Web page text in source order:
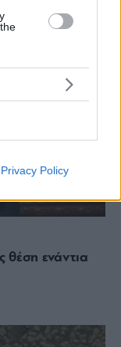
Privacy Policy
ενάντια